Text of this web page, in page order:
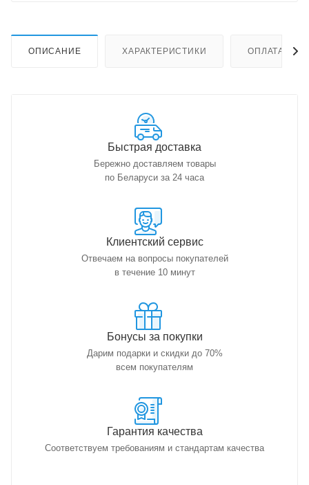
ОПИСАНИЕ ХАРАКТЕРИСТИКИ ОПЛАТА
Быстрая доставка
Бережно доставляем товары
по Беларуси за 24 часа
Клиентский сервис
Отвечаем на вопросы покупателей
в течение 10 минут
Бонусы за покупки
Дарим подарки и скидки до 70%
всем покупателям
Гарантия качества
Соответствуем требованиям и стандартам качества